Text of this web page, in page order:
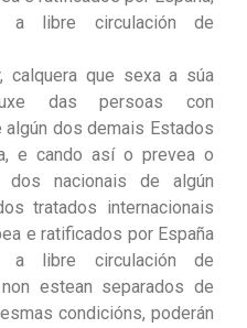
a libre circulación de
calquera que sexa a súa
das persoas con
dos demais Estados
e cando así o prevea o
dos nacionais de algún
tratados internacionais
e ratificados por España
a libre circulación de
estean separados de
condicións, poderán